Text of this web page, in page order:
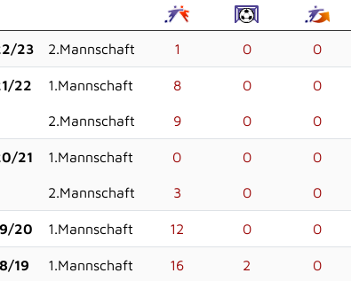
23 2.Mannschaft 1 0 0
22 1.Mannschaft 8 0 0
2.Mannschaft 9 0 0
21 1.Mannschaft 0 0 0
2.Mannschaft 3 0 0
20 1.Mannschaft 12 0 0
19 1.Mannschaft 16 2 0